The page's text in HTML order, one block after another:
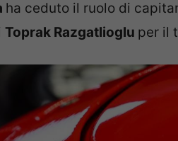
ha ceduto il ruolo di
Toprak Razgatlioglu per il